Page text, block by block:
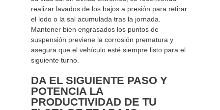
realizar lavados de los bajos a presión para retirar
el lodo o la sal acumulada tras la jornada.
Mantener bien engrasados los puntos de
suspensión previene la corrosión prematura y
asegura que el vehículo esté siempre listo para el
siguiente turno.
DA EL SIGUIENTE PASO Y
POTENCIA LA
PRODUCTIVIDAD DE TU